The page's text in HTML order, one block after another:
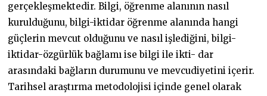
gerçekleşmektedir. Bilgi, öğrenme alanının nasıl
kurulduğunu, bilgi-iktidar öğrenme alanında hangi
güçlerin mevcut olduğunu ve nasıl işlediğini, bilgi-
iktidar-özgürlük bağlamı ise bilgi ile ikti- dar
arasındaki bağların durumunu ve mevcudiyetini içerir.
Tarihsel araştırma metodolojisi içinde genel olarak